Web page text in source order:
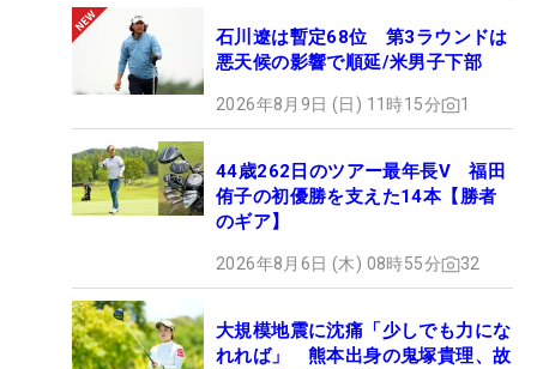
石川遼は暫定68位 第3ラウンドは
悪天候の影響で順延/米男子下部
2026年8月9日 (日) 11時15分 1
44歳262日のツアー最年長V 福田
侑子の初優勝を支えた14本【勝者
のギア】
2026年8月6日 (木) 08時55分 32
大規模地震に沈痛「少しでも力にな
れれば」 熊本出身の鬼塚貴理、故